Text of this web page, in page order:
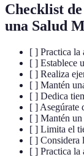
Checklist
una Salud
[ ] Practica la
[ ] Establece
[ ] Realiza
[ ] Mantén
[ ] Dedica
[ ] Asegúrate
[ ] Mantén
[ ] Limita el
[ ] Considera
[ ] Practica la